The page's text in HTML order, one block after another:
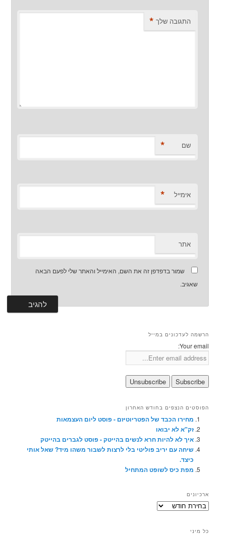
התגובה שלך *
שם *
אימייל *
אתר
שמור בדפדפן זה את השם, האימייל והאתר שלי לפעם הבאה
שאגיב.
הרשמה לעדכונים במייל
Your email:
הפוסטים הנצפים בחודש האחרון
מחירו הכבד של הפטריוטיזם - פוסט ליום העצמאות
זק"א לא יבואו
איך לא להיות חרא לנשים בהייטק - פוסט לגברים בהייטק
שיחה עם יריב פוליטי בלי לרצות לשבור משהו מיד? שאל אותי
כיצד.
מפת כיס לשופט המתחיל
ארכיונים
ארכיונים
כל מיני